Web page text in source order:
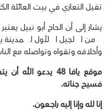
تقبل التعازي في بيت العائلة
يشار إلى أن الحاج أبو نبيل
من الجيل الأول
وأخلاقه وتقواه وتواصله مع
موقع يافا 48
فسيح جناته.
إنا لله وإنا إليه راجــعون.